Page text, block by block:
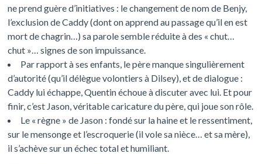
ne prend guère d’initiatives : le changement de nom de Benjy,
l’exclusion de Caddy (dont on apprend au passage qu’il en est
mort de chagrin…) sa parole semble réduite à des « chut…
chut »… signes de son impuissance.
Par rapport à ses enfants, le père manque singulièrement
d’autorité (qu’il délègue volontiers à Dilsey), et de dialogue :
Caddy lui échappe, Quentin échoue à discuter avec lui. Et pour
finir, c’est Jason, véritable caricature du père, qui joue son rôle.
Le « règne » de Jason : fondé sur la haine et le ressentiment,
sur le mensonge et l’escroquerie (il vole sa nièce… et sa mère),
il s’achève sur un échec total et humiliant.